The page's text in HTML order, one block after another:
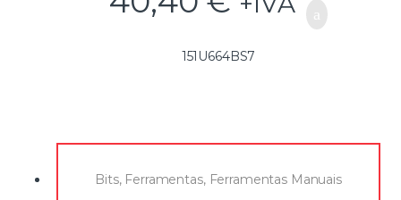
151U664BS7
Bits, Ferramentas, Ferramentas Manuais